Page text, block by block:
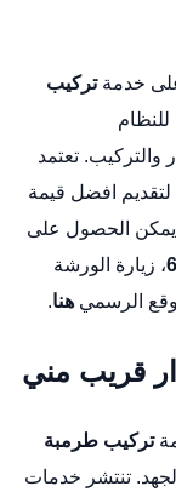
خدمةتركيب
والتركيب. تعتمد
لتقديم افضل قيمة
يمكن الحصول على
، زيارة الورشة
الرسمي هنا.
قريب مني
تركيب طرمبة
تنتشر خدمات